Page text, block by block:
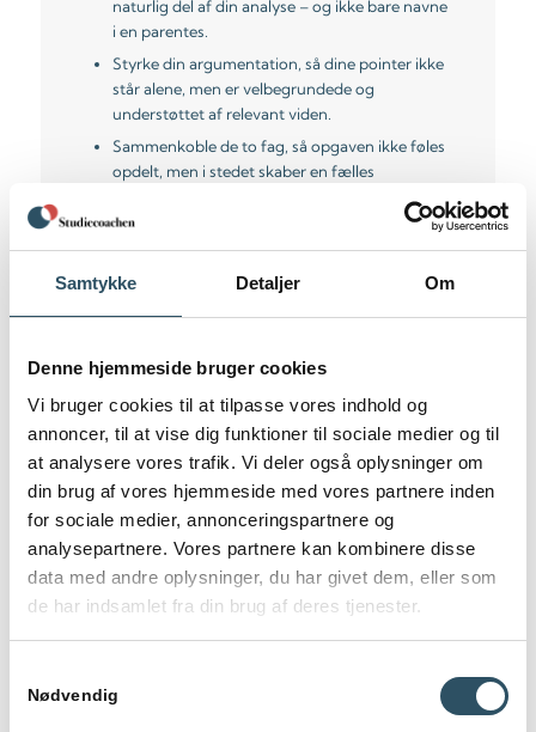
Samtykke Detaljer Om
Denne hjemmeside bruger cookies
Vi bruger cookies til at tilpasse vores indhold og
annoncer, til at vise dig funktioner til sociale medier og til
at analysere vores trafik. Vi deler også oplysninger om
din brug af vores hjemmeside med vores partnere inden
for sociale medier, annonceringspartnere og
analysepartnere. Vores partnere kan kombinere disse
data med andre oplysninger, du har givet dem, eller som
de har indsamlet fra din brug af deres tjenester.
Nødvendig
naturlig del af din analyse – og ikke bare navne
i en parentes.
Styrke din argumentation, så dine pointer ikke
står alene, men er velbegrundede og
understøttet af relevant viden.
Sammenkoble de to fag, så opgaven ikke føles
opdelt, men i stedet skaber en fælles
Vinkle din analyse, så den fører frem mod en
tydelig konklusion.
Sproglig og akademisk
vejledning
En god idé kan let drukne i uklare sætninger eller
upræcist sprog. Akademisk skrivning behøver
Skrive klart og præcist, så dine pointer ikke